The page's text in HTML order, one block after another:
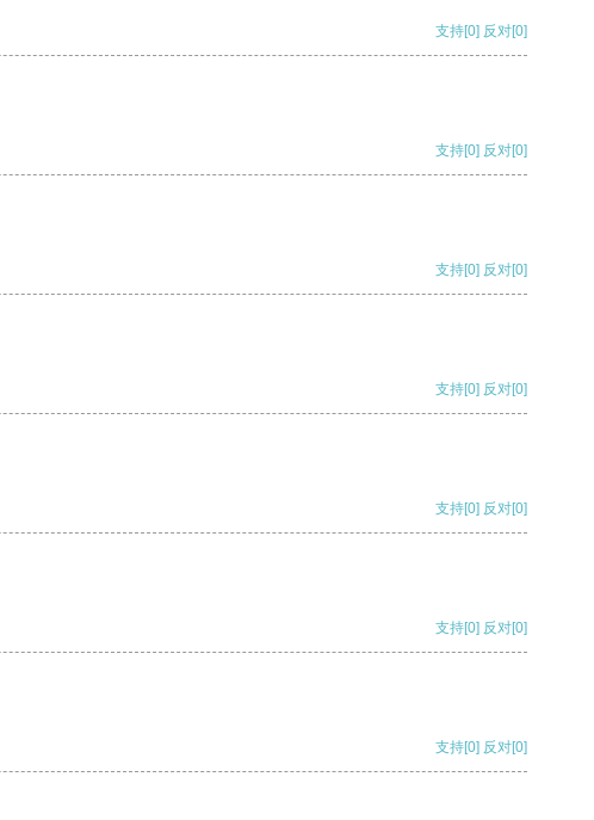
支持[0] 反对[0]
支持[0] 反对[0]
支持[0] 反对[0]
支持[0] 反对[0]
支持[0] 反对[0]
支持[0] 反对[0]
支持[0] 反对[0]